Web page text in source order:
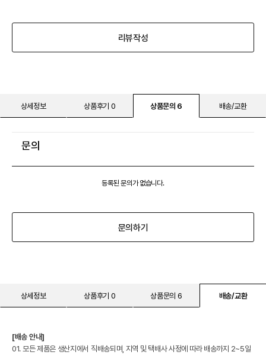
리뷰작성
상세정보 상품후기 0 상품문의 6 배송/교환
문의
등록된 문의가 없습니다.
문의하기
상세정보 상품후기 0 상품문의 6 배송/교환
[배송 안내]
01. 모든 제품은 생산지에서 직배송되며, 지역 및 택배사 사정에 따라 배송까지 2~5일